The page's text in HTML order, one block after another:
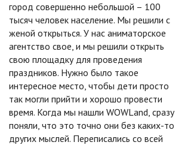
город совершенно небольшой – 100
тысяч человек население. Мы решили с
женой открыться. У нас аниматорское
агентство свое, и мы решили открыть
свою площадку для проведения
праздников. Нужно было такое
интересное место, чтобы дети просто
так могли прийти и хорошо провести
время. Когда мы нашли WOWLand, сразу
поняли, что это точно они без каких-то
других мыслей. Переписались со всей